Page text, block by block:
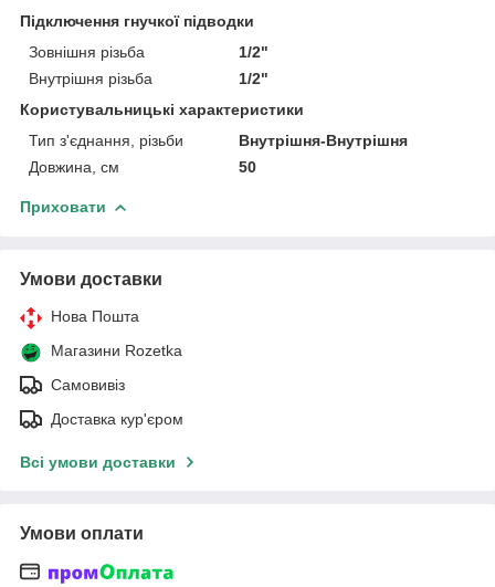
Підключення гнучкої підводки
Зовнішня різьба
1/2"
Внутрішня різьба
1/2"
Користувальницькі характеристики
Тип з'єднання, різьби
Внутрішня-Внутрішня
Довжина, см
50
Приховати
Умови доставки
Нова Пошта
Магазини Rozetka
Самовивіз
Доставка кур'єром
Всі умови доставки
Умови оплати